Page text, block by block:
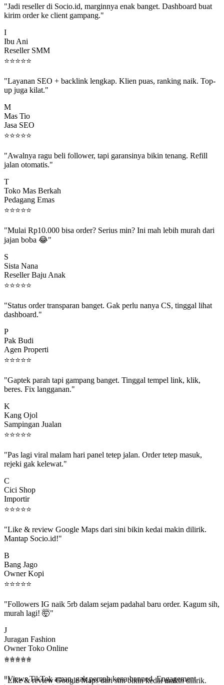
kirim order ke client gampang."
Ibu Ani
Reseller SMM
⭐⭐⭐⭐⭐
up juga kilat."
Mas Tio
Jasa SEO
⭐⭐⭐⭐⭐
jalan otomatis."
Toko Mas Berkah
Pedagang Emas
⭐⭐⭐⭐⭐
jajan boba 😂"
Sista Nana
Reseller Baju Anak
⭐⭐⭐⭐⭐
dashboard."
Pak Budi
Agen Properti
⭐⭐⭐⭐ ⭐
beres. Fix langganan."
Kang Ojol
Sampingan Jualan
⭐⭐⭐⭐⭐
rejeki gak kelewat."
Cici Shop
Importir
⭐⭐⭐⭐⭐
Mantap Socio.id!"
Bang Jago
Owner Kopi
⭐⭐⭐⭐ ⭐
murah lagi! 🤯"
Juragan Fashion
Owner Toko Online
⭐⭐⭐⭐ ⭐
beneran naik, algoritma suka."